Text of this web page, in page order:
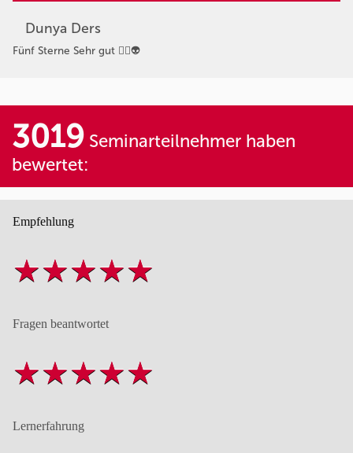
Dunya Ders
Fünf Sterne Sehr gut 👍🏻👽
3019 Seminarteilnehmer haben
bewertet:
Empfehlung
Fragen beantwortet
Lernerfahrung